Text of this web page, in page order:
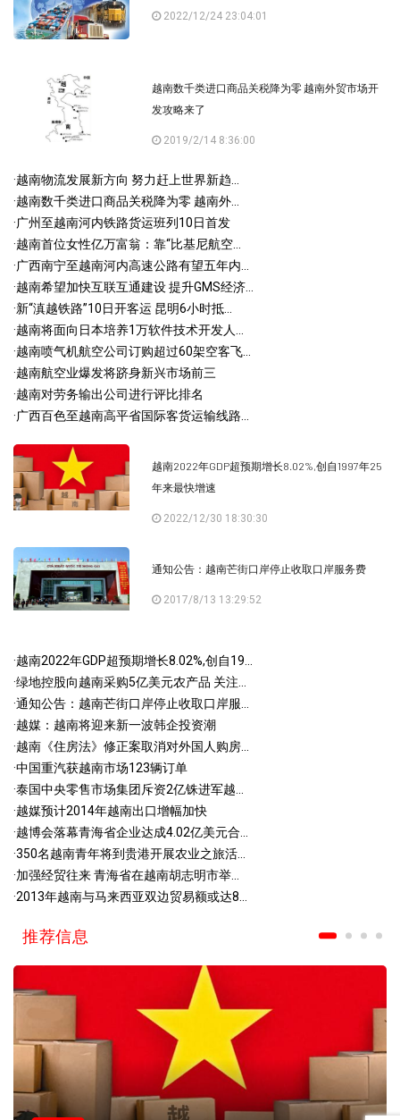
2022/12/24 23:04:01
越南数千类进口商品关税降为零 越南外贸市场开
发攻略来了
2019/2/14 8:36:00
·越南物流发展新方向 努力赶上世界新趋...
·越南数千类进口商品关税降为零 越南外...
·广州至越南河内铁路货运班列10日首发
·越南首位女性亿万富翁：靠“比基尼航空...
·广西南宁至越南河内高速公路有望五年内...
·越南希望加快互联互通建设 提升GMS经济...
·新“滇越铁路”10日开客运 昆明6小时抵...
·越南将面向日本培养1万软件技术开发人...
·越南喷气机航空公司订购超过60架空客飞...
·越南航空业爆发将跻身新兴市场前三
·越南对劳务输出公司进行评比排名
·广西百色至越南高平省国际客货运输线路...
越南2022年GDP超预期增长8.02%,创自1997年25
年来最快增速
2022/12/30 18:30:30
通知公告：越南芒街口岸停止收取口岸服务费
2017/8/13 13:29:52
·越南2022年GDP超预期增长8.02%,创自19...
·绿地控股向越南采购5亿美元农产品 关注...
·通知公告：越南芒街口岸停止收取口岸服...
·越媒：越南将迎来新一波韩企投资潮
·越南《住房法》修正案取消对外国人购房...
·中国重汽获越南市场123辆订单
·泰国中央零售市场集团斥资2亿铢进军越...
·越媒预计2014年越南出口增幅加快
·越博会落幕青海省企业达成4.02亿美元合...
·350名越南青年将到贵港开展农业之旅活...
·加强经贸往来 青海省在越南胡志明市举...
·2013年越南与马来西亚双边贸易额或达8...
推荐信息